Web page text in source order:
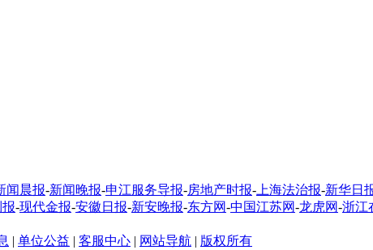
闻晨报-新闻晚报-申江服务导报-房地产时报- 上海法治报-新华日
-现代金报-安徽日报-新安晚报-东方网-中国江苏网-龙虎网-浙江
| 单位公益 | 客服中心 | 网站导航 | 版权所有